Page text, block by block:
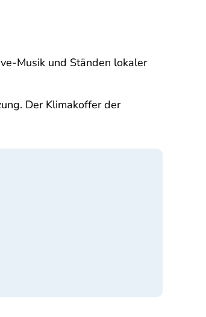
Musik und Ständen lokaler
Der Klimakoffer der